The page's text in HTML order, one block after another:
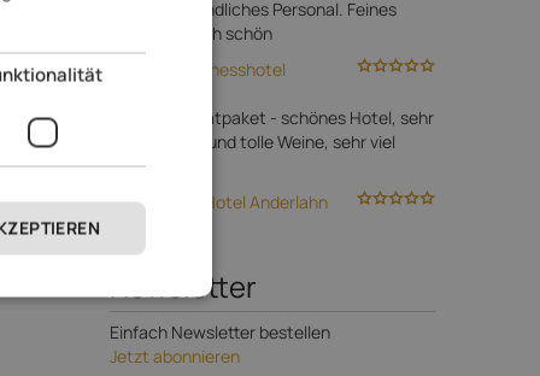
Anlage. Freundliches Personal. Feines
Essen. Einfach schön
Bio- & Wellnesshotel
Gutes Gesamtpaket - schönes Hotel, sehr
gutes Essen und tolle Weine, sehr viel
Erholung
Klein Fein Hotel Anderlahn
Newsletter
Einfach Newsletter bestellen
Jetzt abonnieren